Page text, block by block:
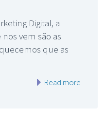
Digital, a
vem são as
que as
Read more